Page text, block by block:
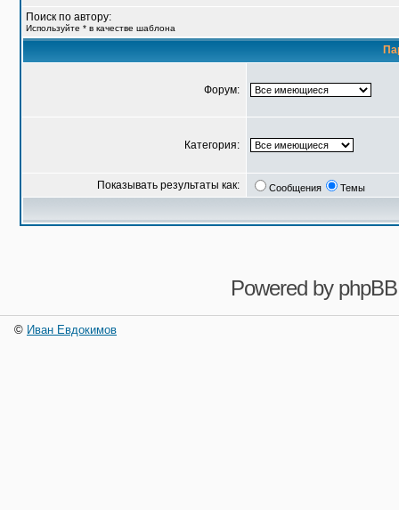
Поиск по автору:
Используйте * в качестве шаблона
Форум:
Категория:
Показывать результаты как: Сообщения Темы
Powered by phpBB
© Иван Евдокимов